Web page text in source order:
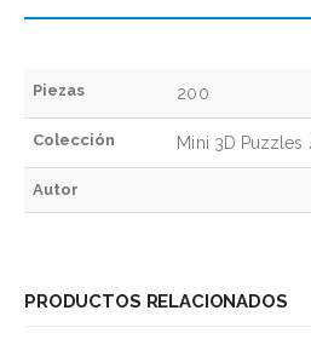
Piezas 200
Colección Mini 3D
Autor
PRODUCTOS RELACIONADOS